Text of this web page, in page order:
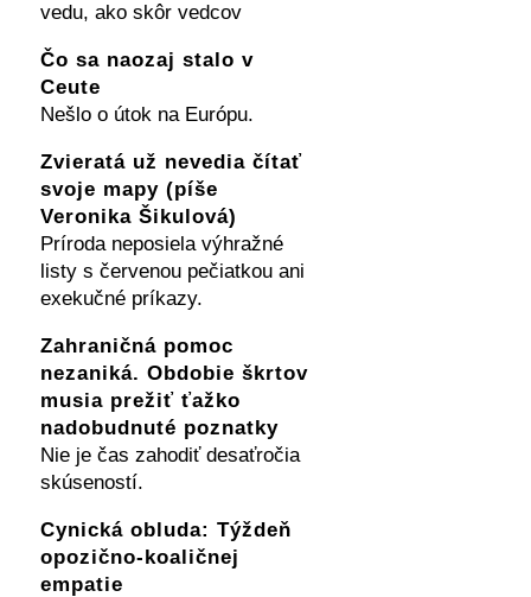
vedu, ako skôr vedcov
Čo sa naozaj stalo v
Ceute
Nešlo o útok na Európu.
Zvieratá už nevedia čítať
svoje mapy (píše
Veronika Šikulová)
Príroda neposiela výhražné
listy s červenou pečiatkou ani
exekučné príkazy.
Zahraničná pomoc
nezaniká. Obdobie škrtov
musia prežiť ťažko
nadobudnuté poznatky
Nie je čas zahodiť desaťročia
skúseností.
Cynická obluda: Týždeň
opozično-koaličnej
empatie